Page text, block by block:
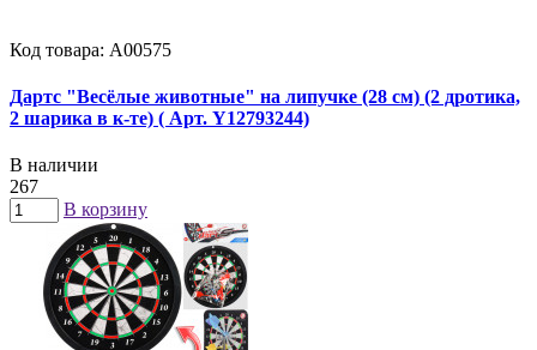
Код товара: А00575
Дартс "Весёлые животные" на липучке (28 см) (2 дротика,
2 шарика в к-те) ( Арт. Y12793244)
В наличии
267
В корзину